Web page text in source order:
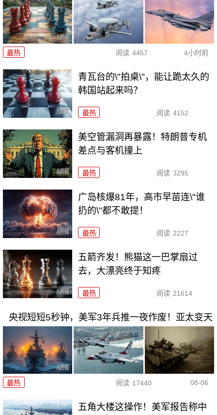
最热 阅读 4457 4小时前
青瓦台的\"拍桌\"，能让跪太久的
韩国站起来吗？
最热 阅读 4152
美空管漏洞再暴露！特朗普专机
差点与客机撞上
最热 阅读 3295
广岛核爆81年，高市早苗连\"谁
扔的\"都不敢提！
最热 阅读 2227
五箭齐发！熊猫这一巴掌扇过
去，大漂亮终于知疼
最热 阅读 21614
央视短短5秒钟，美军3年兵推一夜作废！亚太变天
最热 阅读 17440 08-06
五角大楼这操作！美军报告称中